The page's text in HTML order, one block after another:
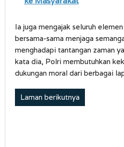
Ia juga mengajak seluruh
bersama-sama menjaga
menghadapi tantangan zaman
kata dia, Polri membutuhkan
dukungan moral dari berbagai
Laman berikutnya